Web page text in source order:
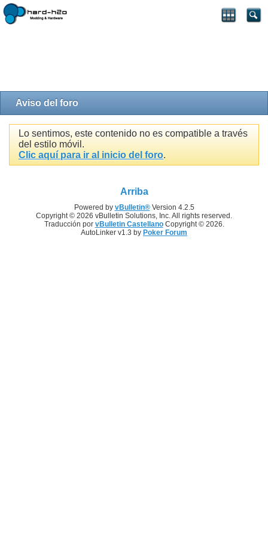
Aviso del foro
Lo sentimos, este contenido no es compatible a través
del estilo móvil.
Clic aquí para ir al inicio del foro.
Arriba
Powered by vBulletin®Version 4.2.5
Copyright © 2026 vBulletin Solutions, Inc. All rights reserved.
Traducción por vBulletin CastellanoCopyright © 2026.
AutoLinker v1.3 by Poker Forum